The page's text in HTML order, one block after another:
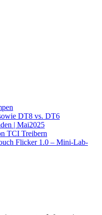
DT8 vs. DT6
| Mai2025
TCI Treibern
Flicker 1.0 – Mini-Lab-